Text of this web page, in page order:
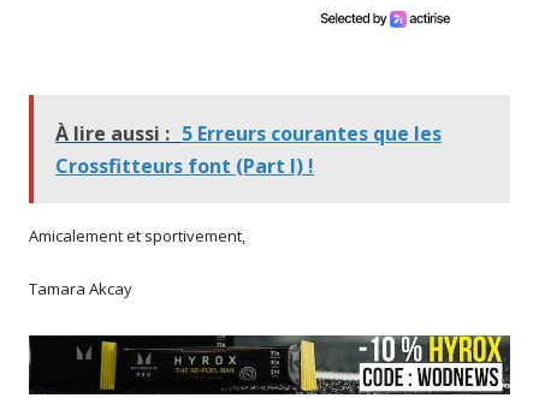
À lire aussi : 5 Erreurs courantes que les
Crossfitteurs font (Part I) !
Amicalement et sportivement,
Tamara Akcay